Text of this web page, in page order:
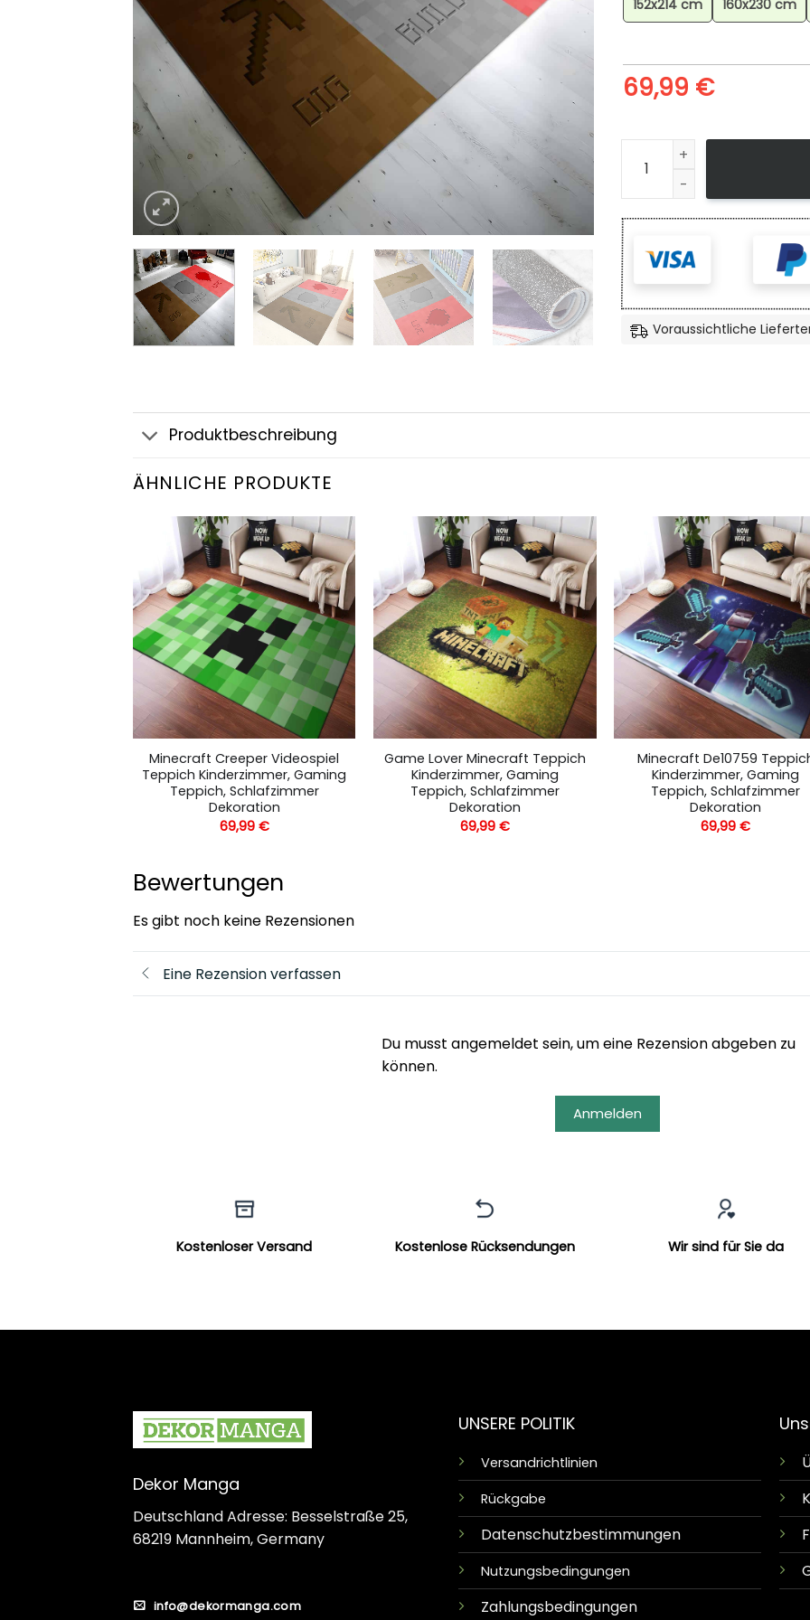
152x214 cm 160x230 cm
69,99 €
Minecraft Graben Bauen
Voraussichtliche
Produktbeschreibung
ÄHNLICHE PRODUKTE
Minecraft Creeper Videospiel
Teppich Kinderzimmer, Gaming
Teppich, Schlafzimmer
Dekoration
69,99 €
Game Lover Minecraft Teppich
Kinderzimmer, Gaming
Teppich, Schlafzimmer
Dekoration
69,99 €
Minecraft De10759
Kinderzimmer, Gaming
Teppich, Schlafzimmer
Dekoration
69,99€
Bewertungen
Es gibt noch keine Rezensionen
Eine Rezension verfassen
Du musst angemeldet sein, um eine Rezension abgeben zu
können.
Anmelden
Kostenloser Versand Kostenlose Rücksendungen Wir sind für Sie da
Dekor Manga
Deutschland Adresse: Besselstraße 25,
68219 Mannheim, Germany
info@dekormanga.com
UNSERE POLITIK
Versandrichtlinien
Rückgabe
Datenschutzbestimmungen
Nutzungsbedingungen
Zahlungsbedingungen